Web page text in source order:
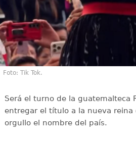
Foto: Tik Tok.
Será el turno de la guatemalteca
entregar el título a la nueva reina
orgullo el nombre del país.